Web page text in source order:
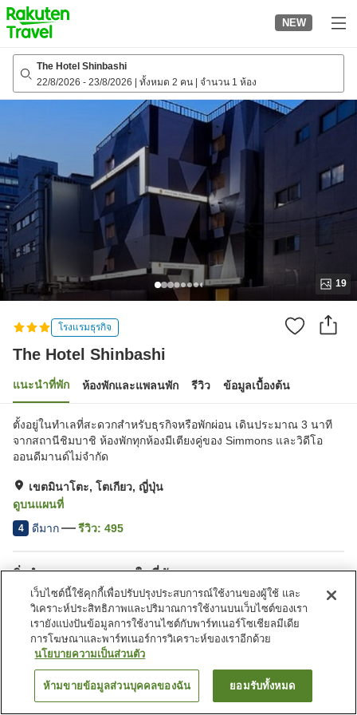
to
top
page
NEW
The Hotel Shinbashi
22/8/2026 - 23/8/2026 ทั้งหมด 2 คน จำนวน 1 ห้อง
19
โรงแรมธุรกิจ
The Hotel Shinbashi
แนะนำที่พัก ห้องพักและแพลนพัก รีวิว ข้อมูลเบื้องต้น
ตั้งอยู่ในทำเลที่สะดวกสำหรับธุรกิจหรือพักผ่อน เดินประมาณ 3 นาที
จากสถานีชิมบาชิ ห้องพักทุกห้องมีเตียงคู่ของ Simmons และวิดีโอ
ออนดีมานด์ไม่จำกัด
เขตมินาโตะ, โตเกียว, ญี่ปุ่น
ดูบนแผนที่
4 ดีมาก รีวิว: 495
สิ่งอำนวยความสะดวกในที่พัก
ตู้จำหน่ายอัตโนมัติ
หน้าแรก ญี่ปุ่น โตเกียว เขตมินาโตะ The Hotel Shinbashi
ค้นหาห้องพัก
เว็บไซต์นี้ใช้คุกกี้เพื่อปรับปรุงประสบการณ์ใช้งานของผู้ใช้ และ
วิเคราะห์ประสิทธิภาพและปริมาณการใช้งานบนเว็บไซต์ของเรา
เรายังแบ่งปันข้อมูลการใช้งานไซต์กับพาร์ทเนอร์โซเชียลมีเดีย
การโฆษณาและพาร์ทเนอร์การวิเคราะห์ของเราอีกด้วย
นโยบายความเป็นส่วนตัว
ห้ามขายข้อมูลส่วนบุคคลของฉัน ยอมรับทั้งหมด